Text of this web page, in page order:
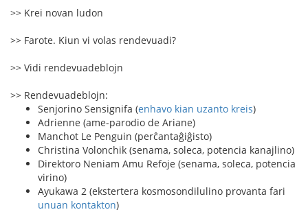
>> Krei novan ludon
>> Farote. Kiun vi volas rendevuadi?
>> Vidi rendevuadeblojn
>> Rendevuadeblojn:
Senjorino Sensignifa (enhavo kian uzanto kreis)
Adrienne (ame-parodio de Ariane)
Manchot Le Penguin (perĉantaĝiĝisto)
Christina Volonchik (senama, soleca, potencia kanajlino)
Direktoro Neniam Amu Refoje (senama, soleca, potencia
virino)
Ayukawa 2 (ekstertera kosmosondilulino provanta fari
unuan kontakton)